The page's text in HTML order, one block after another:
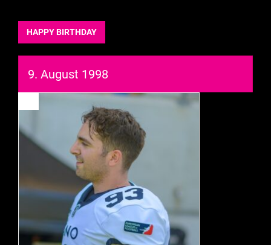
HAPPY BIRTHDAY
9. August 1998